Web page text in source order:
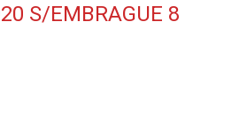
S/EMBRAGUE 8